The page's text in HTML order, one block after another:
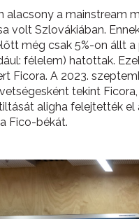
alacsony a mainstream
volt Szlovákiában.
még csak 5%-on állt a
félelem) hatottak.
Ficora. A 2023.
tekint
aligha felejtették el
Fico-békát.